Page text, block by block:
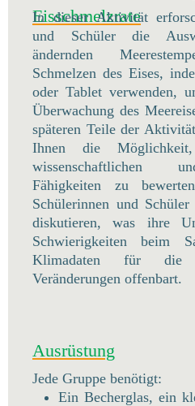
Eisschmelzrate
In dieser Aktivität
und Schüler die
ändernden
Schmelzen des Eises,
oder Tablet verwenden,
Überwachung des
späteren Teile der
Ihnen die
wissenschaftlichen
Fähigkeiten zu
Schülerinnen und
diskutieren, was ihre
Schwierigkeiten beim
Klimadaten für die
Veränderungen offenbart.
Ausrüstung
Jede Gruppe benötigt:
Ein Becherglas, ein